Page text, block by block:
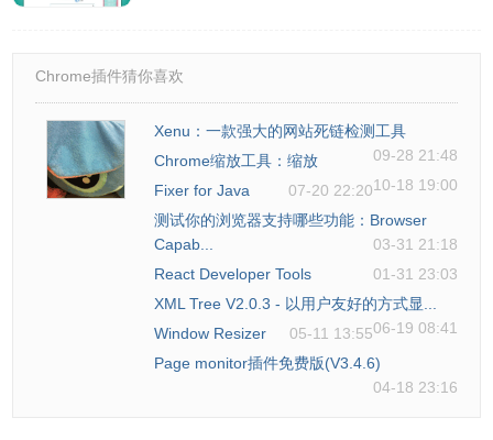
Chrome插件猜你喜欢
Xenu：一款强大的网站死链检测工具
09-28 21:48
Chrome缩放工具：缩放
10-18 19:00
Fixer for Java
07-20 22:20
测试你的浏览器支持哪些功能：Browser
Capab...
03-31 21:18
React Developer Tools
01-31 23:03
XML Tree V2.0.3 - 以用户友好的方式显...
06-19 08:41
Window Resizer
05-11 13:55
Page monitor插件免费版(V3.4.6)
04-18 23:16